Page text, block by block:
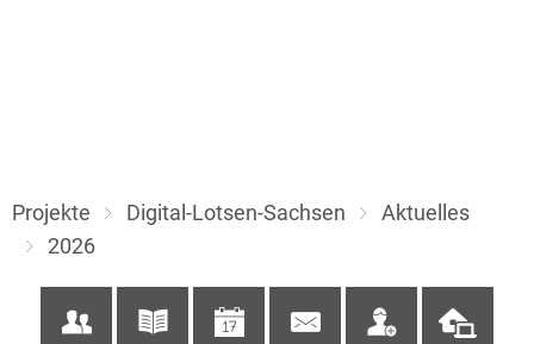
Projekte Digital-Lotsen-Sachsen
Aktuelles
2026